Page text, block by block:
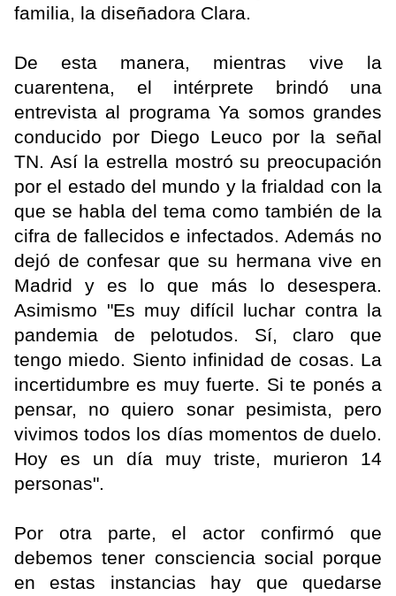
familia, la diseñadora Clara.
De esta manera, mientras vive la
cuarentena, el intérprete brindó una
entrevista al programa Ya somos grandes
conducido por Diego Leuco por la señal
TN. Así la estrella mostró su preocupación
por el estado del mundo y la frialdad con la
que se habla del tema como también de la
cifra de fallecidos e infectados. Además no
dejó de confesar que su hermana vive en
Madrid y es lo que más lo desespera.
Asimismo "Es muy difícil luchar contra la
pandemia de pelotudos. Sí, claro que
tengo miedo. Siento infinidad de cosas. La
incertidumbre es muy fuerte. Si te ponés a
pensar, no quiero sonar pesimista, pero
vivimos todos los días momentos de duelo.
Hoy es un día muy triste, murieron 14
personas".
Por otra parte, el actor confirmó que
debemos tener consciencia social porque
en estas instancias hay que quedarse